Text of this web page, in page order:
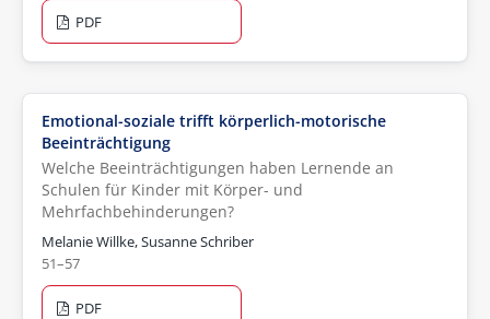
PDF
Emotional-soziale trifft körperlich-motorische
Beeinträchtigung
Welche Beeinträchtigungen haben Lernende an
Schulen für Kinder mit Körper- und
Mehrfachbehinderungen?
Melanie Willke, Susanne Schriber
51–57
PDF